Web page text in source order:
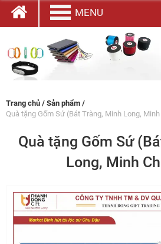
MENU
Trang chủ / Sản phẩm /
Quà tặng Gốm Sứ (Bát Tràng, Minh Long, Minh
Quà tặng Gốm Sứ
Long, Minh